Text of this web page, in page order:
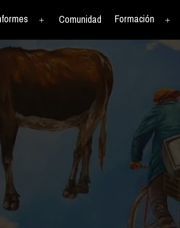
Abrir
el
menú
Comunidad Formación
el